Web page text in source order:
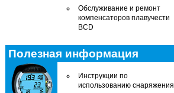
Обслуживание и ремонт
компенсаторов плавучести
BCD
Полезная информация
Инструкции по
использованию снаряжения